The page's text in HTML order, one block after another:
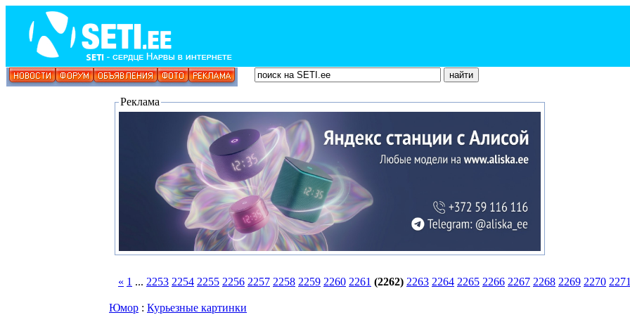
Реклама
« 1 ... 2253 2254 2255 2256 2257 2258 2259 2260 2261 (2262) 2263 2264 2265 2266 2267 2268 2269 2270 2271
Юмор : Курьезные картинки